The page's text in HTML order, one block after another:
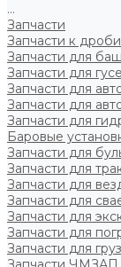
...
Запчасти
Запчасти к
Запчасти для
Запчасти для
Запчасти для
Запчасти для
Запчасти для
Баровые
Запчасти для
Запчасти для
Запчасти для
Запчасти для
Запчасти для
Запчасти для
Запчасти для